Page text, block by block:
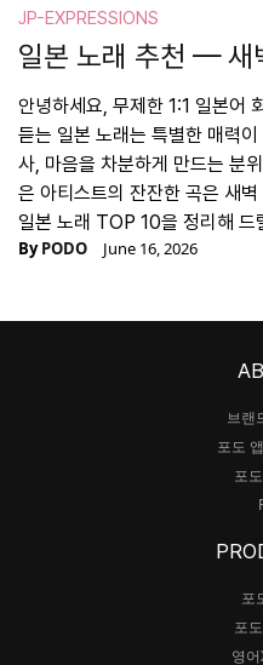
JP-EXPRESSIONS
일본 노래 추천 — 새
안녕하세요, 무제한 1:1 일본어
듣는 일본 노래는 특별한 매력
사, 마음을 차분하게 만드는 분
은 아티스트의 잔잔한 곡은 새
일본 노래 TOP 10을 정리해 드
ByPODO June 16, 2026
브랜
포도
포
포
포
영